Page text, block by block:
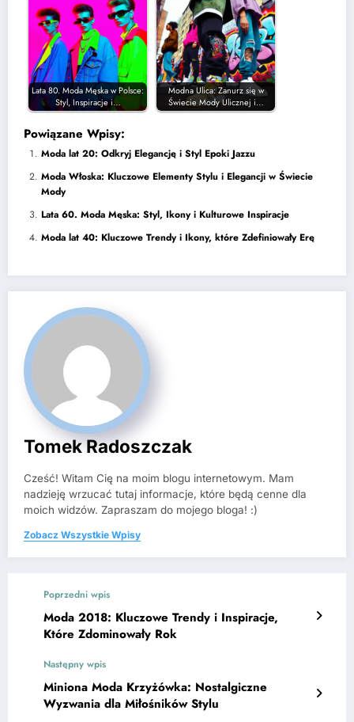
Lata 80. Moda Męska w Polsce:
Styl, Inspiracje i…
Modna Ulica: Zanurz się w
Świecie Mody Ulicznej i…
Powiązane Wpisy:
Moda lat 20: Odkryj Elegancję i Styl Epoki Jazzu
Moda Włoska: Kluczowe Elementy Stylu i Elegancji w Świecie
Mody
Lata 60. Moda Męska: Styl, Ikony i Kulturowe Inspiracje
Moda lat 40: Kluczowe Trendy i Ikony, które Zdefiniowały Erę
Tomek Radoszczak
Cześć! Witam Cię na moim blogu internetowym. Mam
nadzieję wrzucać tutaj informacje, które będą cenne dla
moich widzów. Zapraszam do mojego bloga! :)
Zobacz Wszystkie Wpisy
Poprzedni wpis
Moda 2018: Kluczowe Trendy i Inspiracje,
Które Zdominowały Rok
Następny wpis
Miniona Moda Krzyżówka: Nostalgiczne
Wyzwania dla Miłośników Stylu